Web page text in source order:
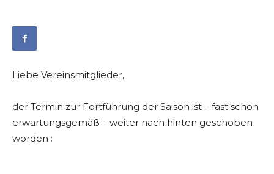
Liebe Vereinsmitglieder,
der Termin zur Fortführung der Saison ist – fast schon
erwartungsgemäß – weiter nach hinten geschoben
worden :